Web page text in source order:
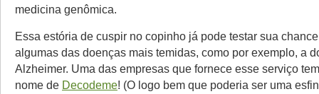
medicina genômica.
Essa estória de cuspir no copinho já pode testar sua
algumas das doenças mais temidas, como por exemplo, a
Alzheimer. Uma das empresas que fornece esse serviço
nome de Decodeme! (O logo bem que poderia ser uma